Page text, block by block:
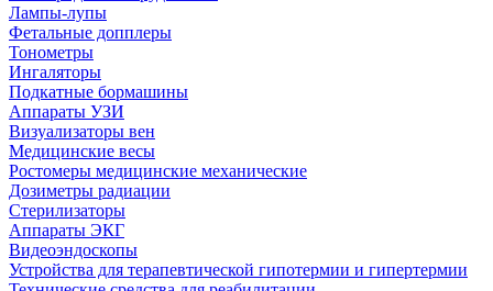
Лампы-лупы
Фетальные допплеры
Тонометры
Ингаляторы
Подкатные бормашины
Аппараты УЗИ
Визуализаторы вен
Медицинские весы
Ростомеры медицинские механические
Дозиметры радиации
Стерилизаторы
Аппараты ЭКГ
Видеоэндоскопы
Устройства для терапевтической гипотермии и гипертермии